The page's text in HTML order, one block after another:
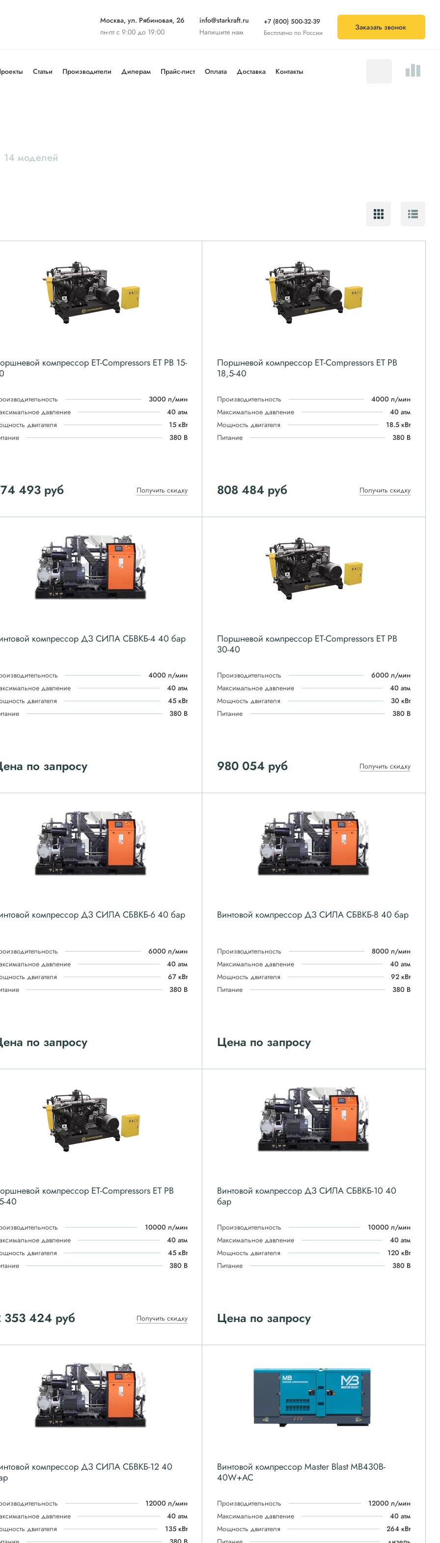
Москва, ул. Рябиновая, 26
пн-пт с 9:00 до 19:00
info@starkraft.ru
Напишите нам
+7 (800) 500-32-39
Бесплатно по России
Заказать звонок
Статьи Производители Дилерам Прайс-лист Оплата Доставка Контакты
14 моделей
компрессор ET-Compressors ET PB 15-
3000 л/мин
давление
40 атм
двигателя
15 кВт
380 В
493 руб Получить скидку
Поршневой компрессор ET-Compressors ET PB
18,5-40
Производительность
4000 л/мин
Максимальное давление
40 атм
Мощность двигателя
18.5 кВт
Питание
380 В
808 484 руб Получить скидку
компрессор ДЗ СИЛА СБВКБ-4 40 бар
4000 л/мин
давление
40 атм
двигателя
45 кВт
380 В
по запросу
Поршневой компрессор ET-Compressors ET PB
30-40
Производительность
6000 л/мин
Максимальное давление
40 атм
Мощность двигателя
30 кВт
Питание
380 В
980 054 руб Получить скидку
компрессор ДЗ СИЛА СБВКБ-6 40 бар
6000 л/мин
давление
40 атм
двигателя
67 кВт
380 В
по запросу
Винтовой компрессор ДЗ СИЛА СБВКБ-8 40 бар
Производительность
8000 л/мин
Максимальное давление
40 атм
Мощность двигателя
92 кВт
Питание
380 В
Цена по запросу
компрессор ET-Compressors ET PB
40
10000 л/мин
давление
40 атм
двигателя
45 кВт
380 В
353 424 руб Получить скидку
Винтовой компрессор ДЗ СИЛА СБВКБ-10 40
бар
Производительность
10000 л/мин
Максимальное давление
40 атм
Мощность двигателя
120 кВт
Питание
380 В
Цена по запросу
компрессор ДЗ СИЛА СБВКБ-12 40
12000 л/мин
давление
40 атм
двигателя
135 кВт
Винтовой компрессор Master Blast MB430B-
40W+AC
Производительность
12000 л/мин
Максимальное давление
40 атм
Мощность двигателя
264 кВт